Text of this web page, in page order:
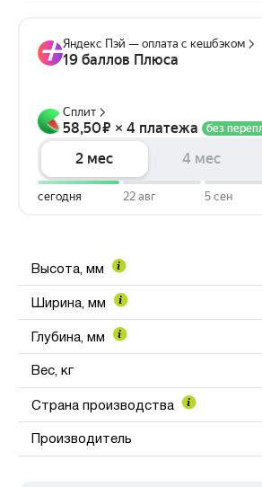
Высота, мм
Ширина, мм
Глубина, мм
Вес, кг
Страна производства
Производитель